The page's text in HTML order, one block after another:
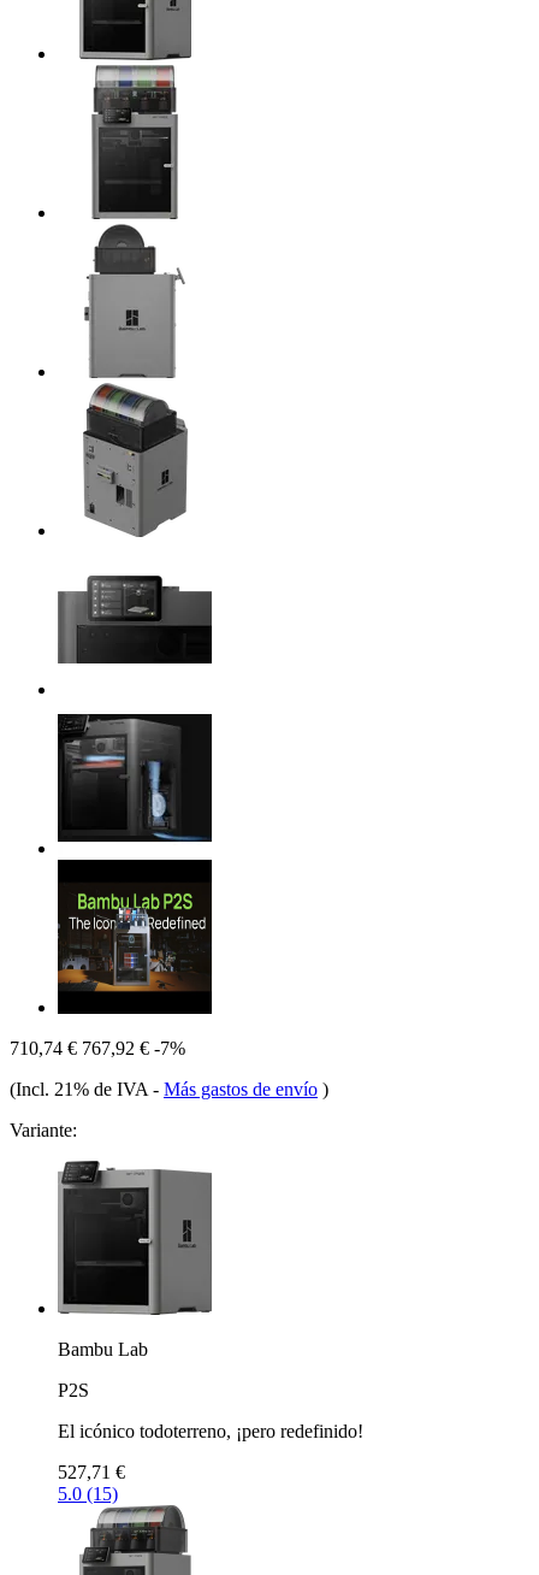
710,74 € 767,92 € -7%
(Incl. 21% de IVA - Más gastos de envío )
Variante:
Bambu Lab
P2S
El icónico todoterreno, ¡pero redefinido!
527,71 €
5.0 (15)